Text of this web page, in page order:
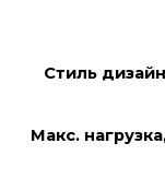
Стиль
Макс.